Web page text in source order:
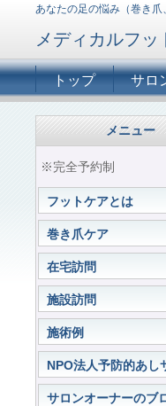
あなたの足の悩み（巻き
メディカルフ
トップ サロ
メニュー
※完全予約制
フットケアとは
巻き爪ケア
在宅訪問
施設訪問
施術例
NPO法人予防的あし
サロンオーナーのブ